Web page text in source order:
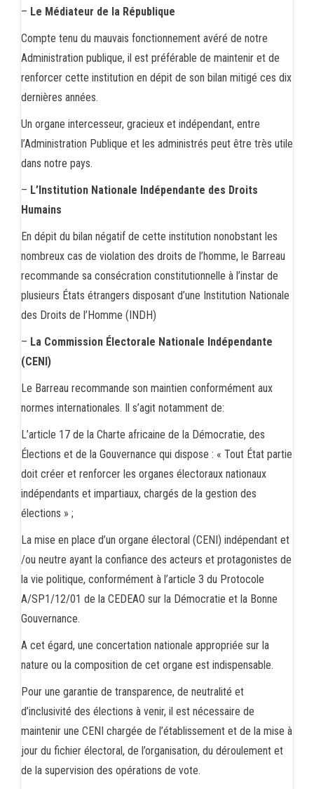
– Le Médiateur de la République
Compte tenu du mauvais fonctionnement avéré de notre
Administration publique, il est préférable de maintenir et de
renforcer cette institution en dépit de son bilan mitigé ces dix
dernières années.
Un organe intercesseur, gracieux et indépendant, entre
l’Administration Publique et les administrés peut être très utile
dans notre pays.
– L’Institution Nationale Indépendante des Droits
Humains
En dépit du bilan négatif de cette institution nonobstant les
nombreux cas de violation des droits de l’homme, le Barreau
recommande sa consécration constitutionnelle à l’instar de
plusieurs États étrangers disposant d’une Institution Nationale
des Droits de l’Homme (INDH)
– La Commission Électorale Nationale Indépendante
(CENI)
Le Barreau recommande son maintien conformément aux
normes internationales. Il s’agit notamment de:
L’article 17 de la Charte africaine de la Démocratie, des
Élections et de la Gouvernance qui dispose : « Tout État partie
doit créer et renforcer les organes électoraux nationaux
indépendants et impartiaux, chargés de la gestion des
élections » ;
La mise en place d’un organe électoral (CENI) indépendant et
/ou neutre ayant la confiance des acteurs et protagonistes de
la vie politique, conformément à l’article 3 du Protocole
A/SP1/12/01 de la CEDEAO sur la Démocratie et la Bonne
Gouvernance.
A cet égard, une concertation nationale appropriée sur la
nature ou la composition de cet organe est indispensable.
Pour une garantie de transparence, de neutralité et
d’inclusivité des élections à venir, il est nécessaire de
maintenir une CENI chargée de l’établissement et de la mise à
jour du fichier électoral, de l’organisation, du déroulement et
de la supervision des opérations de vote.